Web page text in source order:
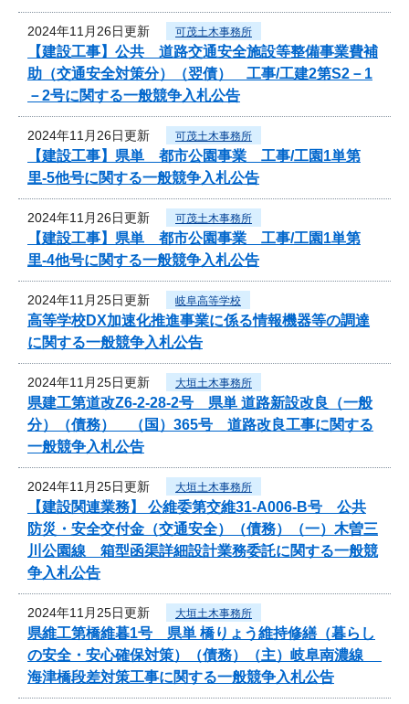
2024年11月26日更新 可茂土木事務所
【建設工事】公共 道路交通安全施設等整備事業費補
助（交通安全対策分）（翌債） 工事/工建2第S2－1
－2号に関する一般競争入札公告
2024年11月26日更新 可茂土木事務所
【建設工事】県単 都市公園事業 工事/工園1単第
里-5他号に関する一般競争入札公告
2024年11月26日更新 可茂土木事務所
【建設工事】県単 都市公園事業 工事/工園1単第
里-4他号に関する一般競争入札公告
2024年11月25日更新 岐阜高等学校
高等学校DX加速化推進事業に係る情報機器等の調達
に関する一般競争入札公告
2024年11月25日更新 大垣土木事務所
県建工第道改Z6-2-28-2号 県単 道路新設改良（一般
分）（債務） （国）365号 道路改良工事に関する
一般競争入札公告
2024年11月25日更新 大垣土木事務所
【建設関連業務】 公維委第交維31-A006-B号 公共
防災・安全交付金（交通安全）（債務）（一）木曽三
川公園線 箱型函渠詳細設計業務委託に関する一般競
争入札公告
2024年11月25日更新 大垣土木事務所
県維工第橋維暮1号 県単 橋りょう維持修繕（暮らし
の安全・安心確保対策）（債務）（主）岐阜南濃線
海津橋段差対策工事に関する一般競争入札公告